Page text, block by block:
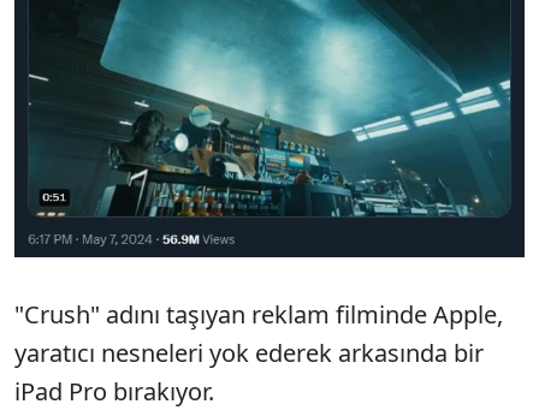
"Crush" adını taşıyan reklam filminde Apple,
yaratıcı nesneleri yok ederek arkasında bir
iPad Pro bırakıyor.